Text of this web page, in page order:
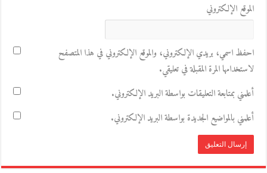
الموقع الإلكتروني
احفظ اسمي، بريدي الإلكتروني، والموقع الإلكتروني في هذا المتصفح
لاستخدامها المرة المقبلة في تعليقي.
أعلمني بمتابعة التعليقات بواسطة البريد الإلكتروني.
أعلمني بالمواضيع الجديدة بواسطة البريد الإلكتروني.